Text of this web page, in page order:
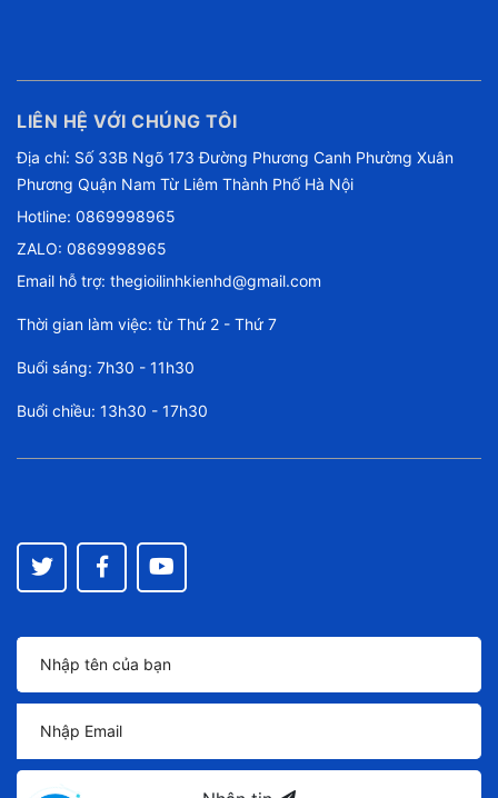
LIÊN HỆ VỚI CHÚNG TÔI
Địa chỉ: Số 33B Ngõ 173 Đường Phương Canh Phường Xuân
Phương Quận Nam Từ Liêm Thành Phố Hà Nội
Hotline: 0869998965
ZALO: 0869998965
Email hỗ trợ: thegioilinhkienhd@gmail.com
Thời gian làm việc: từ Thứ 2 - Thứ 7
Buổi sáng: 7h30 - 11h30
Buổi chiều: 13h30 - 17h30